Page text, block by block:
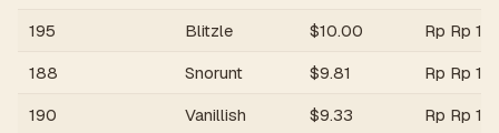
195
Blitzle $10.00 Rp Rp
188
Snorunt $9.81 Rp Rp
190
Vanillish $9.33 Rp Rp